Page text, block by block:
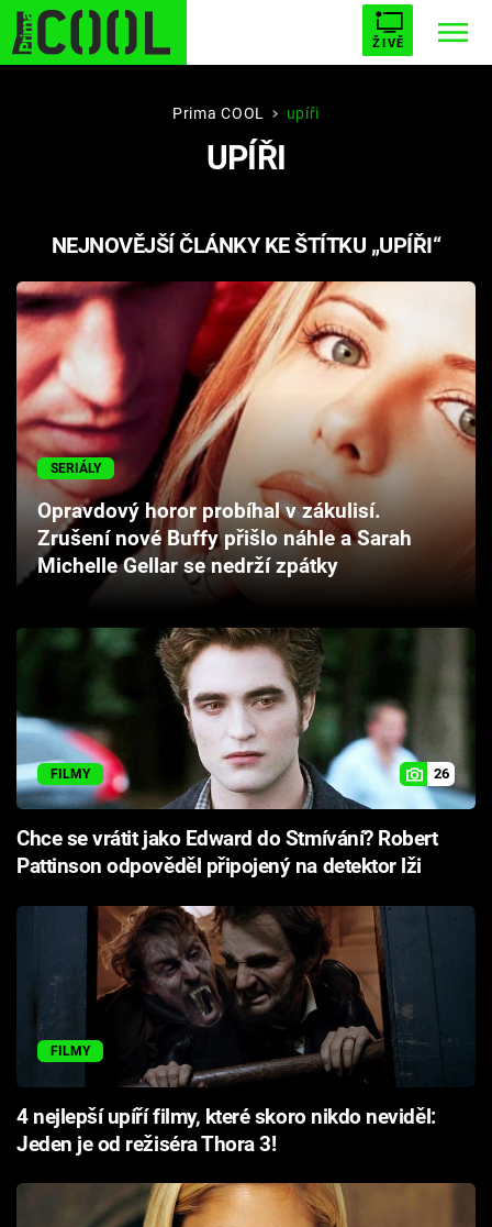
ŽIVĚ
BUFFY, PŘEMOŽITELKA UPÍRŮ
AVENGERS 5
Témata
Filmy
Seriály
Hry
Cool Esport
Pořady
TV Program
Sledujte prima+
Přihlášení
Sledujte nás
Prima COOL upíři
UPÍŘI
NEJNOVĚJŠÍ ČLÁNKY KE ŠTÍTKU „UPÍŘI“
SERIÁLY
Opravdový horor probíhal v zákulisí.
Zrušení nové Buffy přišlo náhle a Sarah
Michelle Gellar se nedrží zpátky
FILMY 26
Chce se vrátit jako Edward do Stmívání? Robert
Pattinson odpověděl připojený na detektor lži
FILMY
4 nejlepší upíří filmy, které skoro nikdo neviděl:
Jeden je od režiséra Thora 3!